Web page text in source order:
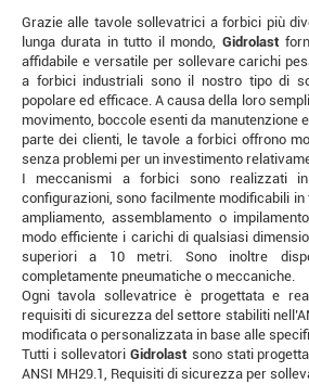
Grazie alle tavole sollevatrici a forbici più
lunga durata in tutto il mondo, Gidrolast
affidabile e versatile per sollevare carichi
a forbici industriali sono il nostro tipo di
popolare ed efficace. A causa della loro
movimento, boccole esenti da manutenzione
parte dei clienti, le tavole a forbici offrono
senza problemi per un investimento
I meccanismi a forbici sono realizzati
configurazioni, sono facilmente modificabili
ampliamento, assemblamento o
modo efficiente i carichi di qualsiasi
superiori a 10 metri. Sono inoltre
completamente pneumatiche o meccaniche.
Ogni tavola sollevatrice è progettata e
requisiti di sicurezza del settore stabiliti
modificata o personalizzata in base alle
Tutti i sollevatori Gidrolastsono stati
ANSI MH29.1, Requisiti di sicurezza per